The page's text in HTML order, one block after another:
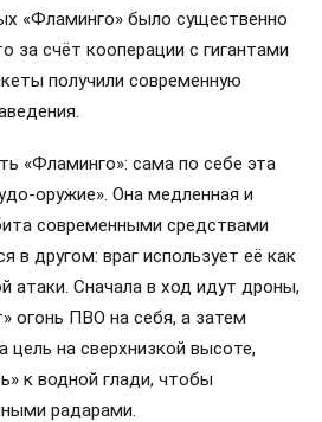
«Фламинго» было существенно
за счёт кооперации с гигантами
получили современную
«Фламинго»: сама по себе эта
оружие». Она медленная и
современными средствами
в другом: враг использует её как
атаки. Сначала в ход идут дроны,
огонь ПВО на себя, а затем
цель на сверхнизкой высоте,
к водной глади, чтобы
радарами.